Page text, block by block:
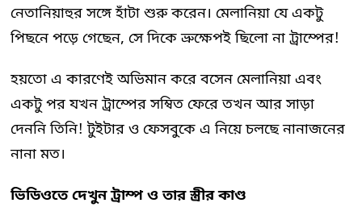
নেতানিয়াহুর সঙ্গে হাঁটা শুরু করেন। মেলানিয়া যে একটু
পিছনে পড়ে গেছেন, সে দিকে ভ্রুক্ষেপই ছিলো না ট্রাম্পের!
হয়তো এ কারণেই অভিমান করে বসেন মেলানিয়া এবং
একটু পর যখন ট্রাম্পের সম্বিত ফেরে তখন আর সাড়া
দেননি তিনি! টুইটার ও ফেসবুকে এ নিয়ে চলছে নানাজনের
নানা মত।
ভিডিওতে দেখুন ট্রাম্প ও তার স্ত্রীর কাণ্ড